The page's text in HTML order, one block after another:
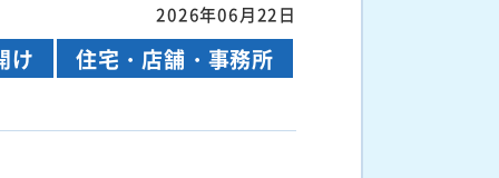
2026年06月22日
け 住宅・店舗・事務所